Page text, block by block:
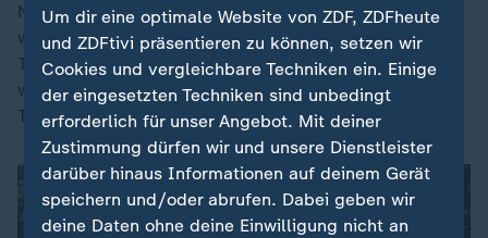
Notrufen in lebensbedrohlichen Situationen registriert
worden, die der Rettungsdienst dort jemals an einem
Tag verzeichnet habe. Und in Spanien habe es binnen
weniger Tage geschätzt mehr als 300 hitzebedingte
Todesfälle gegeben.
Um dir eine optimale Website von ZDF, ZDFheute
und ZDFtivi präsentieren zu können, setzen wir
Cookies und vergleichbare Techniken ein. Einige
der eingesetzten Techniken sind unbedingt
erforderlich für unser Angebot. Mit deiner
Zustimmung dürfen wir und unsere Dienstleister
darüber hinaus Informationen auf deinem Gerät
speichern und/oder abrufen. Dabei geben wir
deine Daten ohne deine Einwilligung nicht an